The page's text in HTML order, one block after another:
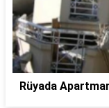
Rüyada